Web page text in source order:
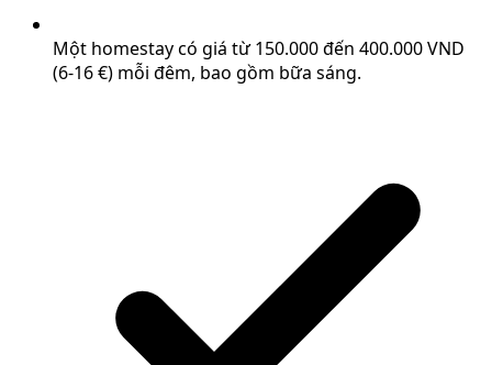
Một homestay có giá từ 150.000 đến 400.000 VND
(6-16 €) mỗi đêm, bao gồm bữa sáng.